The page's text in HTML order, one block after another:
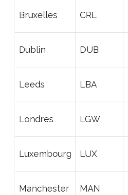
Bruxelles CRL
Dublin DUB
Leeds LBA
Londres LGW
Luxembourg LUX
Manchester MAN